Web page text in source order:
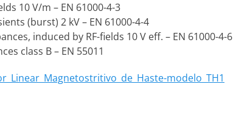
10 V/m – EN 61000-4-3
(burst) 2 kV – EN 61000-4-4
induced by RF-fields 10 V eff. – EN 61000-4-6
class B – EN 55011
modelo_TH1